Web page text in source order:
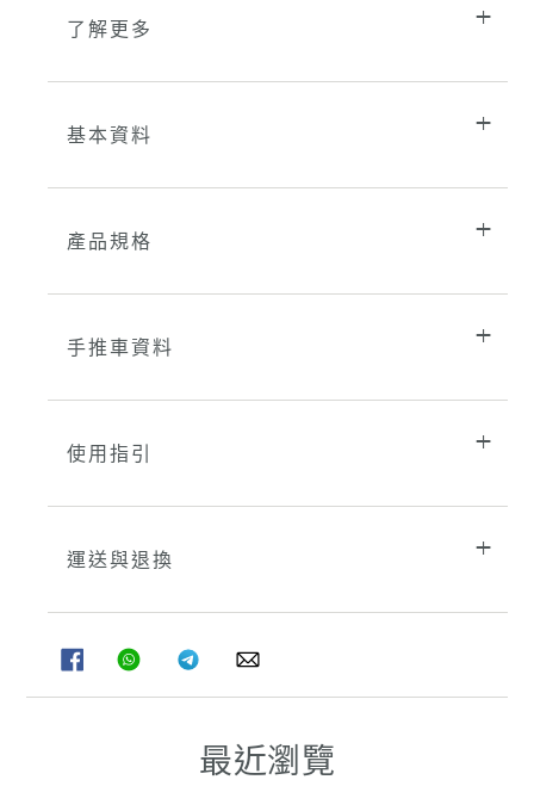
了解更多
基本資料
產品規格
手推車資料
使用指引
運送與退換
FACEBOOK
分
享
WHATSAPPTELEGRAM
分
享
WHATSAPP
最近瀏覽